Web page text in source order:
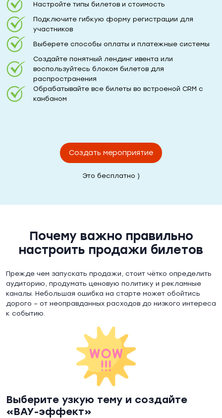
Настройте типы билетов и стоимость
Подключите гибкую форму регистрации для
участников
Выберете способы оплаты и платежные системы
Создайте понятный лендинг ивента или
воспользуйтесь блоком билетов для
распространения
Обрабатывайте все билеты во встроеной CRM с
канбаном
Создать мероприятие
Это бесплатно )
Почему важно правильно
настроить продажи билетов
Прежде чем запускать продажи, стоит чётко определить
аудиторию, продумать ценовую политику и рекламные
каналы. Небольшая ошибка на старте может обойтись
дорого – от неоправданных расходов до низкого интереса
к событию.
Выберите узкую тему и создайте
«ВАУ-эффект»